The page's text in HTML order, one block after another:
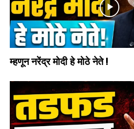
म्हणून नरेंद्र मोदी हे मोठे नेते !